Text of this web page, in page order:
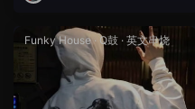
Funky House· Q鼓 · 英文串烧